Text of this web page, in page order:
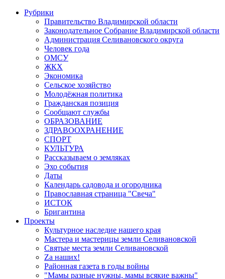
Рубрики
Правительство Владимирской области
Законодательное Собрание Владимирской области
Администрация Селивановского округа
Человек года
ОМСУ
ЖКХ
Экономика
Сельское хозяйство
Молодёжная политика
Гражданская позиция
Сообщают службы
ОБРАЗОВАНИЕ
ЗДРАВООХРАНЕНИЕ
СПОРТ
КУЛЬТУРА
Рассказываем о земляках
Эхо события
Даты
Календарь садовода и огородника
Православная страница "Свеча"
ИСТОК
Бригантина
Проекты
Культурное наследие нашего края
Мастера и мастерицы земли Селивановской
Святые места земли Селивановской
Zа наших!
Районная газета в годы войны
"Мамы разные нужны, мамы всякие важны"